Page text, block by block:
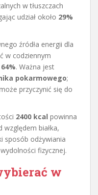
w tłuszczach
udział około 29%
źródła energii dla
w codziennym
64%. Ważna jest
pokarmowego;
przyczynić się do
2400 kcal powinna
białka,
sposób odżywiania
fizycznej.
w